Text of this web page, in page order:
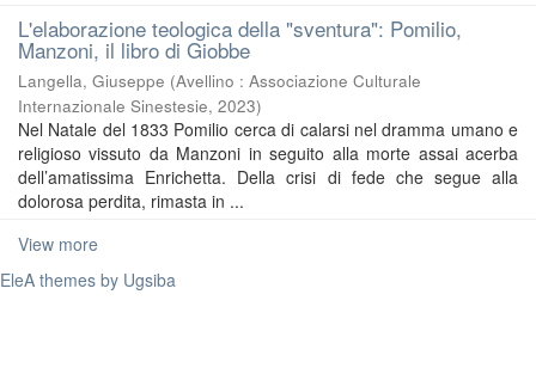
L'elaborazione teologica della "sventura": Pomilio,
Manzoni, il libro di Giobbe
Langella, Giuseppe (Avellino : Associazione Culturale
Internazionale Sinestesie, 2023)
Nel Natale del 1833 Pomilio cerca di calarsi nel dramma umano e
religioso vissuto da Manzoni in seguito alla morte assai acerba
dell’amatissima Enrichetta. Della crisi di fede che segue alla
dolorosa perdita, rimasta in ...
View more
EleA themes by Ugsiba